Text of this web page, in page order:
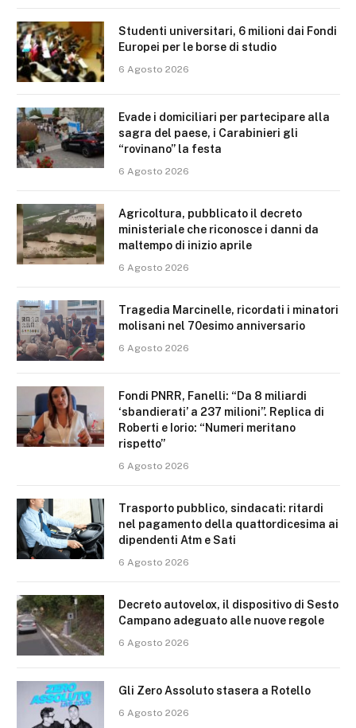
Studenti universitari, 6 milioni dai Fondi
Europei per le borse di studio
6 Agosto 2026
Evade i domiciliari per partecipare alla
sagra del paese, i Carabinieri gli
“rovinano” la festa
6 Agosto 2026
Agricoltura, pubblicato il decreto
ministeriale che riconosce i danni da
maltempo di inizio aprile
6 Agosto 2026
Tragedia Marcinelle, ricordati i minatori
molisani nel 70esimo anniversario
6 Agosto 2026
Fondi PNRR, Fanelli: “Da 8 miliardi
‘sbandierati’ a 237 milioni”. Replica di
Roberti e Iorio: “Numeri meritano
rispetto”
6 Agosto 2026
Trasporto pubblico, sindacati: ritardi
nel pagamento della quattordicesima ai
dipendenti Atm e Sati
6 Agosto 2026
Decreto autovelox, il dispositivo di Sesto
Campano adeguato alle nuove regole
6 Agosto 2026
Gli Zero Assoluto stasera a Rotello
6 Agosto 2026